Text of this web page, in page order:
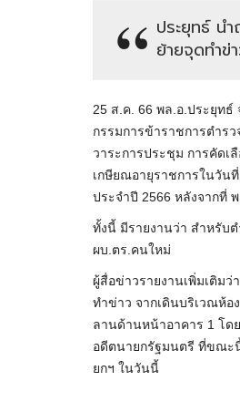
ประยุทธ์ น
ย้ายจุดทำข่
25 ส.ค. 66 พล.อ.ประยุท
กรรมการข้าราชการตำร
วาระการประชุม การคัดเ
เกษียณอายุราชการในวัน
ประจำปี 2566 หลังจากที่
ทั้งนี้ มีรายงานว่า สำหรับ
ผบ.ตร.คนใหม่
ผู้สื่อข่าวรายงานเพิ่มเติม
ทำข่าว จากเดินบริเวณห้อ
ลานด้านหน้าอาคาร 1 โด
อดีตนายกรัฐมนตรี ที่ขณะ
ยกฯ ในวันนี้